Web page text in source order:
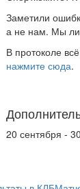
Заметили
а не нам. Мы
В протоколе
нажмите сюда.
20 сентября -